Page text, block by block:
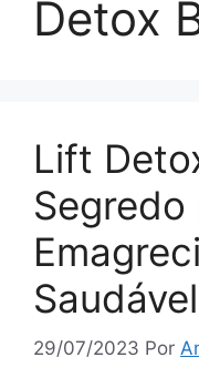
Detox
Lift
Segredo
29/07/2023 Por